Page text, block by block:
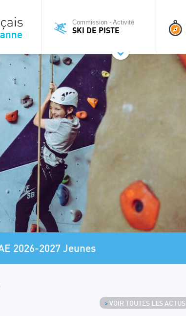
Commission - Activité
SKI DE PISTE
2026-2027 Jeunes
> VOIR TOUTES LES ACTUS